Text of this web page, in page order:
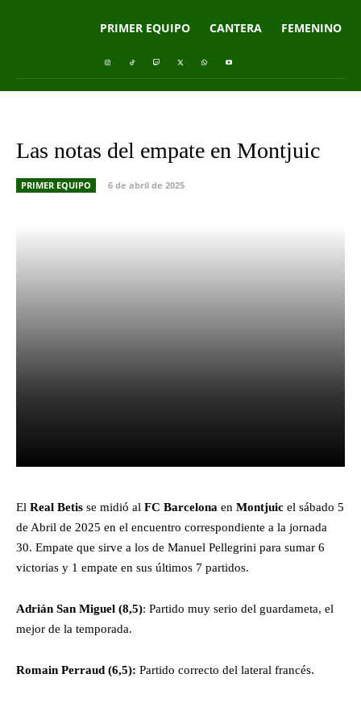
PRIMER EQUIPO CANTERA FEMENINO
Las notas del empate en Montjuic
PRIMER EQUIPO 6 de abril de 2025
El Real Betis se midió al FC Barcelona en Montjuic el sábado 5
de Abril de 2025 en el encuentro correspondiente a la jornada
30. Empate que sirve a los de Manuel Pellegrini para sumar 6
victorias y 1 empate en sus últimos 7 partidos.
Adrián San Miguel (8,5): Partido muy serio del guardameta, el
mejor de la temporada.
Romain Perraud (6,5): Partido correcto del lateral francés.